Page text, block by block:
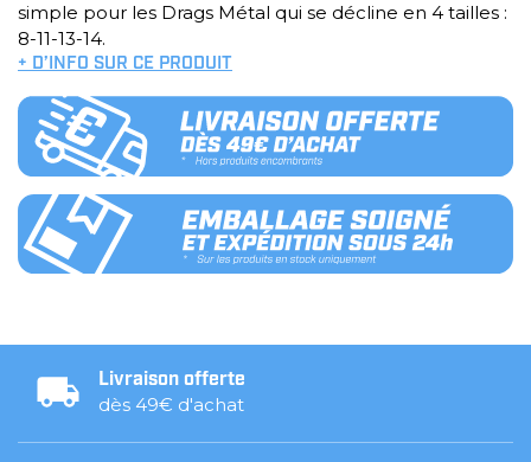
simple pour les Drags Métal qui se décline en 4 tailles :
8-11-13-14.
+ D’INFO SUR CE PRODUIT
Livraison offerte
dès 49€ d'achat